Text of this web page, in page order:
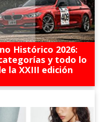
Histórico 2026:
y todo lo
la XXIII edición